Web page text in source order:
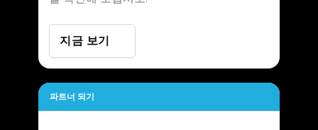
지금 보기
파트너 되기